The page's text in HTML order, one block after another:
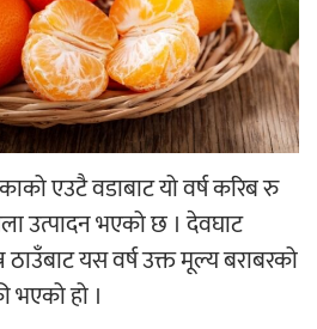
‘गौँथली’को टिकट
एउटै वडाबाट यो वर्ष करिब रु
उत्पादन भएको छ । देवघाट
ठाउँबाट यस वर्ष उक्त मूल्य बराबरको
भएको हो ।